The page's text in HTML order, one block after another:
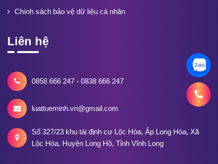
Chính sách bảo vệ dữ liệu cá nhân
Liên hệ
0858 666 247 - 0838 666 247
luattueminh.vn@gmail.com
Số 327/23 khu tái định cư Lộc Hòa, Ấp Long Hòa, Xã
Lộc Hòa, Huyện Long Hồ, Tỉnh Vĩnh Long